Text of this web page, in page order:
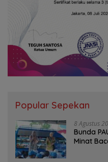
Popular Sepekan
8 Agustus
Bunda
Minat